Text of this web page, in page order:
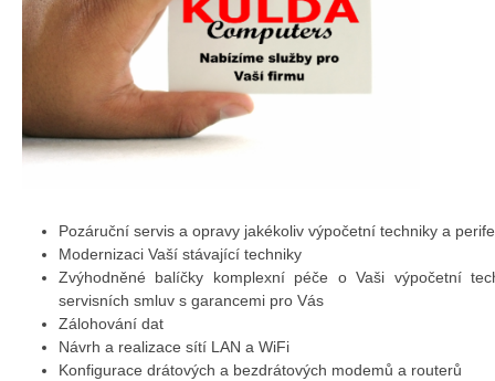
Pozáruční servis a opravy jakékoliv výpočetní techniky a
Modernizaci Vaší stávající techniky
Zvýhodněné balíčky komplexní péče o Vaši výpočetní
servisních smluv s garancemi pro Vás
Zálohování dat
Návrh a realizace sítí LAN a WiFi
Konfigurace drátových a bezdrátových modemů a routerů